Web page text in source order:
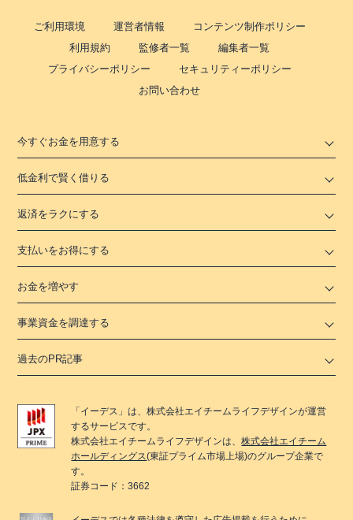
ご利用環境 運営者情報
コンテンツ制作ポリシー
利用規約
監修者一覧
編集者一覧
プライバシーポリシー
セキュリティーポリシー
お問い合わせ
今すぐお金を用意する
低金利で賢く借りる
返済をラクにする
支払いをお得にする
お金を増やす
事業資金を調達する
過去のPR記事
「 イーデス 」は、株式会社エイチームライフデザインが運営
するサービスです。
株式会社エイチームライフデザインは、株式会社エイチーム
ホールディングス(東証プライム市場上場)のグループ企業で
す。
証券コード：3662